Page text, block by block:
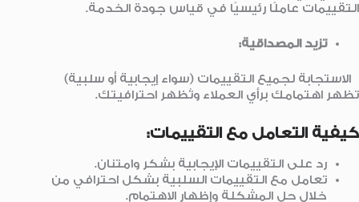
التقييمات عاملًا رئيسيًا في قياس جودة الخدمة.
تزيد المصداقية:
الاستجابة لجميع التقييمات (سواء إيجابية أو سلبية)
تظهر اهتمامك برأي العملاء وتُظهر احترافيتك.
كيفية التعامل مع التقييمات:
رد على التقييمات الإيجابية بشكر وامتنان.
تعامل مع التقييمات السلبية بشكل احترافي من
خلال حل المشكلة وإظهار الاهتمام.